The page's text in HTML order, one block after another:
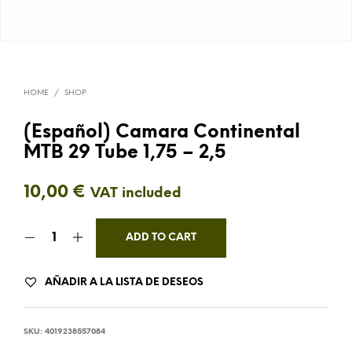
HOME / SHOP
(Español) Camara Continental
MTB 29 Tube 1,75 – 2,5
10,00 € VAT included
ADD TO CART
AÑADIR A LA LISTA DE DESEOS
SKU: 4019238557084